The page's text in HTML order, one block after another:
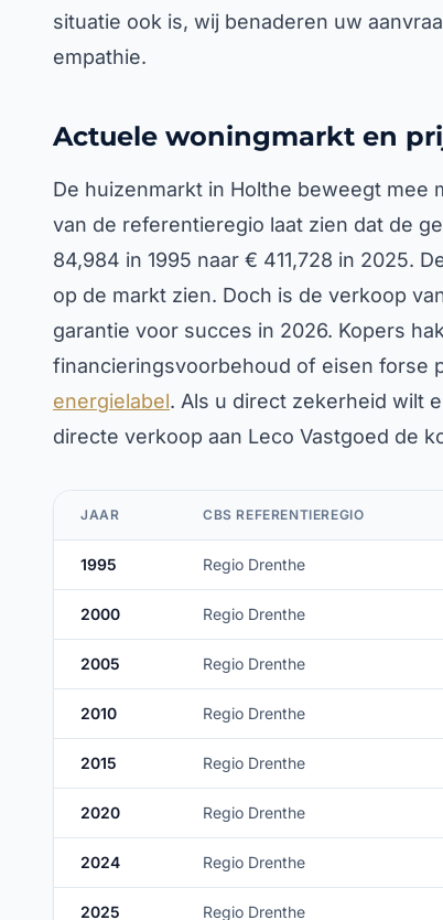
situatie ook is, wij benaderen uw
empathie.
Actuele woningmarkt en
De huizenmarkt in Holthe beweegt mee
van de referentieregio laat zien dat de
84,984 in 1995 naar € 411,728 in 2025.
op de markt zien. Doch is de verkoop
garantie voor succes in 2026. Kopers
financieringsvoorbehoud of eisen forse
energielabel. Als u direct zekerheid wilt
directe verkoop aan Leco Vastgoed de
JAAR CBS REFERENTIEREGIO
1995 Regio Drenthe
2000 Regio Drenthe
2005 Regio Drenthe
2010 Regio Drenthe
2015 Regio Drenthe
2020 Regio Drenthe
2024 Regio Drenthe
2025 Regio Drenthe